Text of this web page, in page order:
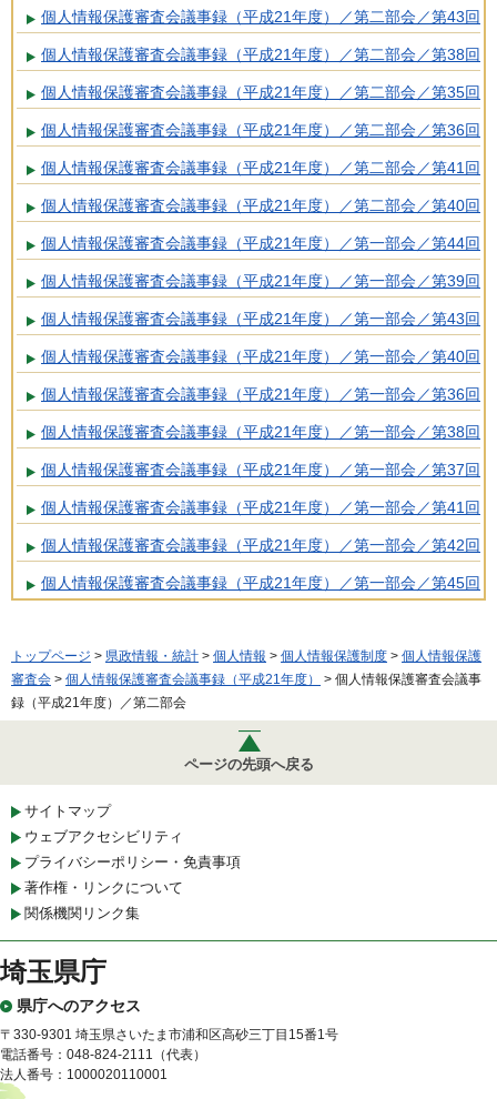
個人情報保護審査会議事録（平成21年度）／第二部会／第43回
個人情報保護審査会議事録（平成21年度）／第二部会／第38回
個人情報保護審査会議事録（平成21年度）／第二部会／第35回
個人情報保護審査会議事録（平成21年度）／第二部会／第36回
個人情報保護審査会議事録（平成21年度）／第二部会／第41回
個人情報保護審査会議事録（平成21年度）／第二部会／第40回
個人情報保護審査会議事録（平成21年度）／第一部会／第44回
個人情報保護審査会議事録（平成21年度）／第一部会／第39回
個人情報保護審査会議事録（平成21年度）／第一部会／第43回
個人情報保護審査会議事録（平成21年度）／第一部会／第40回
個人情報保護審査会議事録（平成21年度）／第一部会／第36回
個人情報保護審査会議事録（平成21年度）／第一部会／第38回
個人情報保護審査会議事録（平成21年度）／第一部会／第37回
個人情報保護審査会議事録（平成21年度）／第一部会／第41回
個人情報保護審査会議事録（平成21年度）／第一部会／第42回
個人情報保護審査会議事録（平成21年度）／第一部会／第45回
トップページ > 県政情報・統計 > 個人情報 > 個人情報保護制度 > 個人情報保護
審査会 > 個人情報保護審査会議事録（平成21年度）
> 個人情報保護審査会議事
録（平成21年度）／第二部会
ページの先頭へ戻る
サイトマップ
ウェブアクセシビリティ
プライバシーポリシー・免責事項
著作権・リンクについて
関係機関リンク集
埼玉県庁
県庁へのアクセス
〒330-9301 埼玉県さいたま市浦和区高砂三丁目15番1号
電話番号：048-824-2111（代表）
法人番号：1000020110001